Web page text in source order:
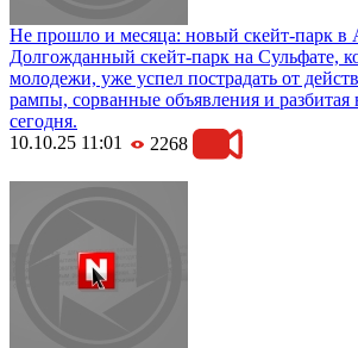
Не прошло и месяца: новый скейт-парк в
Долгожданный скейт-парк на Сульфате,
молодежи, уже успел пострадать от
рампы, сорванные объявления и
сегодня.
10.10.25 11:01
2268